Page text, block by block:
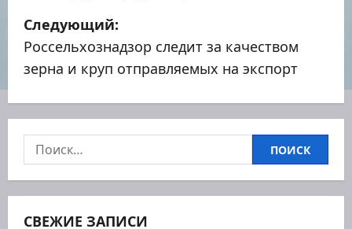
и
г
а
ц
и
я
п
Следующий:
Россельхознадзор следит за качеством
зерна и круп отправляемых на экспорт
Найти:
СВЕЖИЕ ЗАПИСИ